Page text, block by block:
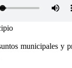
municipales y